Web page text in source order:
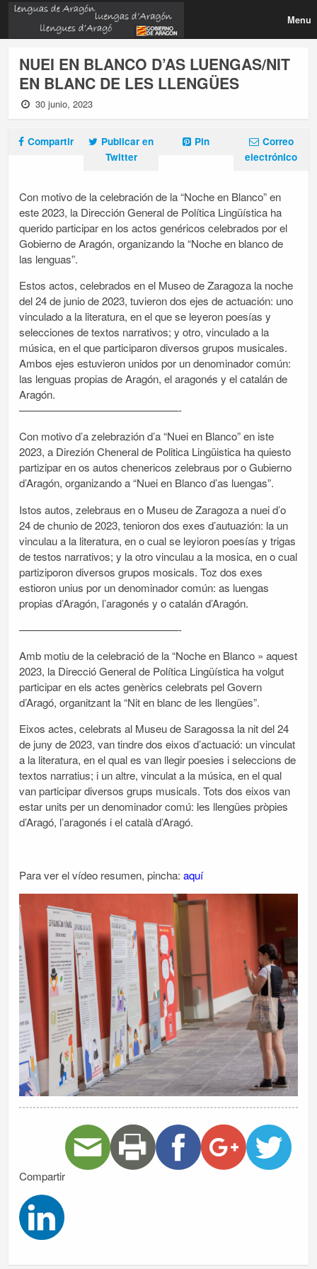
Menu
NUEI EN BLANCO D’AS LUENGAS/NIT
EN BLANC DE LES LLENGÜES
30 junio, 2023
Compartir
Publicar en
Twitter
Pin
Correo
electrónico
Con motivo de la celebración de la “Noche en Blanco” en
este 2023, la Dirección General de Política Lingüística ha
querido participar en los actos genéricos celebrados por el
Gobierno de Aragón, organizando la “Noche en blanco de
las lenguas”.
Estos actos, celebrados en el Museo de Zaragoza la noche
del 24 de junio de 2023, tuvieron dos ejes de actuación: uno
vinculado a la literatura, en el que se leyeron poesías y
selecciones de textos narrativos; y otro, vinculado a la
música, en el que participaron diversos grupos musicales.
Ambos ejes estuvieron unidos por un denominador común:
las lenguas propias de Aragón, el aragonés y el catalán de
Aragón.
———————————————-
Con motivo d’a zelebrazión d’a “Nuei en Blanco” en iste
2023, a Direzión Cheneral de Politica Lingüistica ha quiesto
partizipar en os autos chenericos zelebraus por o Gubierno
d’Aragón, organizando a “Nuei en Blanco d’as luengas”.
Istos autos, zelebraus en o Museu de Zaragoza a nuei d’o
24 de chunio de 2023, tenioron dos exes d’autuazión: la un
vinculau a la literatura, en o cual se leyioron poesías y trigas
de testos narrativos; y la otro vinculau a la mosica, en o cual
partiziporon diversos grupos mosicals. Toz dos exes
estioron unius por un denominador común: as luengas
propias d’Aragón, l’aragonés y o catalán d’Aragón.
———————————————-
Amb motiu de la celebració de la “Noche en Blanco » aquest
2023, la Direcció General de Política Lingüística ha volgut
participar en els actes genèrics celebrats pel Govern
d’Aragó, organitzant la “Nit en blanc de les llengües”.
Eixos actes, celebrats al Museu de Saragossa la nit del 24
de juny de 2023, van tindre dos eixos d’actuació: un vinculat
a la literatura, en el qual es van llegir poesies i seleccions de
textos narratius; i un altre, vinculat a la música, en el qual
van participar diversos grups musicals. Tots dos eixos van
estar units per un denominador comú: les llengües pròpies
d’Aragó, l’aragonés i el català d’Aragó.
Para ver el vídeo resumen, pincha: aquí
Compartir